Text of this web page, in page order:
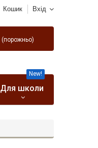
Вхід
Кошик
(порожньо)
Для школи
New!